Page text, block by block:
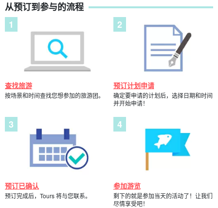
从预订到参与的流程
查找旅游
按场景和时间查找您想参加的旅游团。
预订计划申请
确定要申请的计划后，选择日期和时间
并开始申请！
预订已确认
预订完成后，Tours 将与您联系。
参加游览
剩下的就是参加当天的活动了！让我们
尽情享受吧！